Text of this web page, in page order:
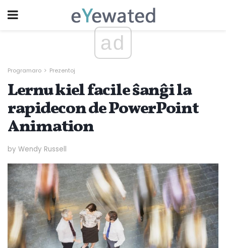
ad
Programaro Prezentoj
Lernu kiel facile ŝanĝi la
rapidecon de PowerPoint
Animation
by Wendy Russell